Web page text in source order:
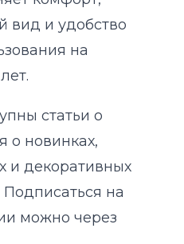
вид и удобство
на
статьи о
о новинках,
и декоративных
на
можно через